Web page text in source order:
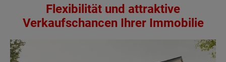
Flexibilität und attraktive
Verkaufschancen Ihrer Immobilie